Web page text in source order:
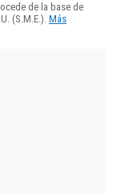
de la base de
(S.M.E.). Más